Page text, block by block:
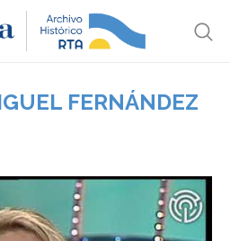
FERNÁNDEZ